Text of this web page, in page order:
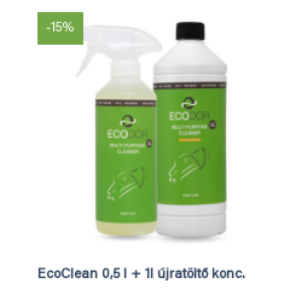
-15%
EcoClean 0,5 l + 1l újratöltő konc.